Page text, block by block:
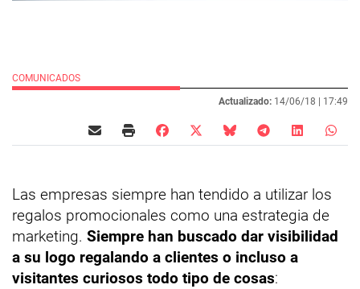
COMUNICADOS
Actualizado: 14/06/18 | 17:49
Las empresas siempre han tendido a utilizar los
regalos promocionales como una estrategia de
marketing. Siempre han buscado dar visibilidad
a su logo regalando a clientes o incluso a
visitantes curiosos todo tipo de cosas: